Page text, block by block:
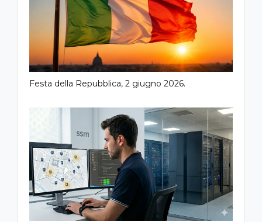
Festa della Repubblica, 2 giugno 2026.